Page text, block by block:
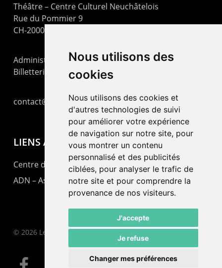
Nous utilisons des
cookies
Nous utilisons des cookies et
d'autres technologies de suivi
pour améliorer votre expérience
de navigation sur notre site, pour
vous montrer un contenu
personnalisé et des publicités
ciblées, pour analyser le trafic de
notre site et pour comprendre la
provenance de nos visiteurs.
J'accepte
Je refuse
Changer mes préférences
Théâtre – Centre Culturel Neuchâtelois
Rue du Pommier 9
CH-2000 Neuchâtel
Administration : +41 32 725 03 03
Billetterie : +41 32 725 05 05
contact@lepommier.ch
LIENS AMIS
Centre de culture ABC
ADN – Association Danse Neuchâtel
© 2026 Le Pommier.
facebook email